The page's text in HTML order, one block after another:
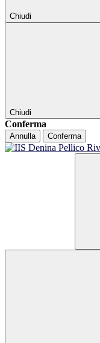
Chiudi
Chiudi
Conferma
Annulla Conferma